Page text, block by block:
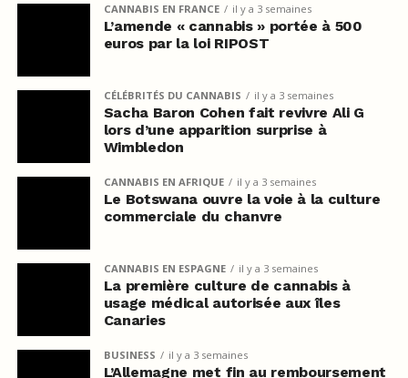
CANNABIS EN FRANCE il y a 3 semaines
L’amende « cannabis » portée à 500
euros par la loi RIPOST
CÉLÉBRITÉS DU CANNABIS il y a 3 semaines
Sacha Baron Cohen fait revivre Ali G
lors d’une apparition surprise à
Wimbledon
CANNABIS EN AFRIQUE il y a 3 semaines
Le Botswana ouvre la voie à la culture
commerciale du chanvre
CANNABIS EN ESPAGNE il y a 3 semaines
La première culture de cannabis à
usage médical autorisée aux îles
Canaries
BUSINESS il y a 3 semaines
L’Allemagne met fin au remboursement